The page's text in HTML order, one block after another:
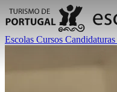
Escolas Cursos Candidaturas